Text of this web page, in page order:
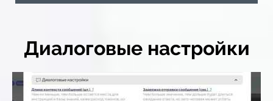
Диалоговые настройки